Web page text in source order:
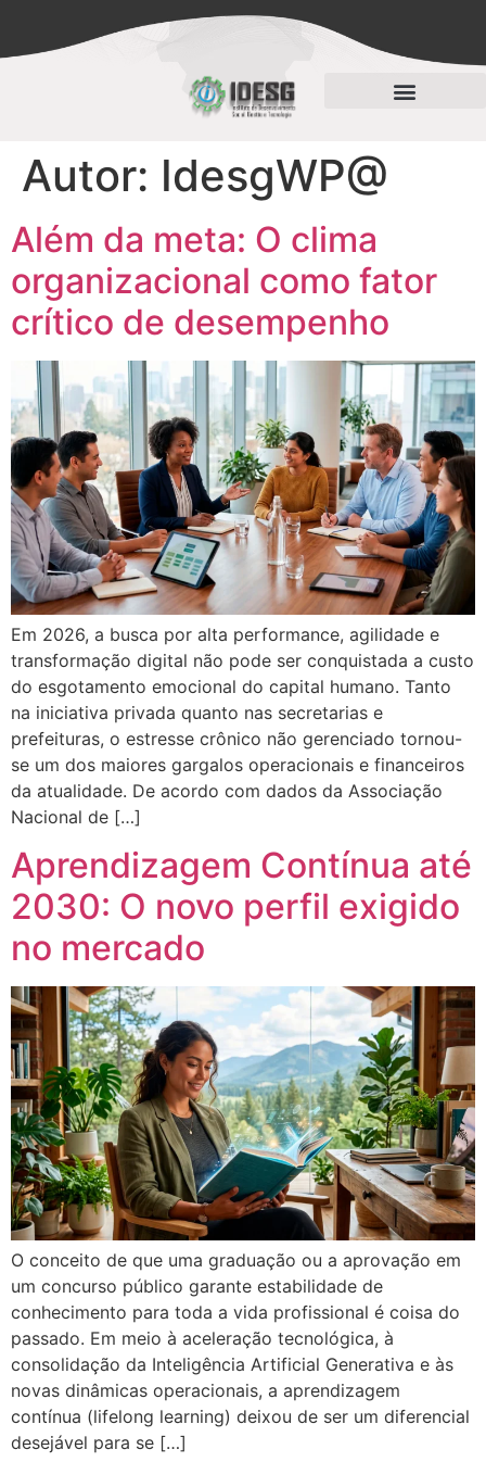
Autor: IdesgWP@
Além da meta: O clima
organizacional como fator
crítico de desempenho
Em 2026, a busca por alta performance, agilidade e
transformação digital não pode ser conquistada a custo
do esgotamento emocional do capital humano. Tanto
na iniciativa privada quanto nas secretarias e
prefeituras, o estresse crônico não gerenciado tornou-
se um dos maiores gargalos operacionais e financeiros
da atualidade. De acordo com dados da Associação
Nacional de […]
Aprendizagem Contínua até
2030: O novo perfil exigido
no mercado
O conceito de que uma graduação ou a aprovação em
um concurso público garante estabilidade de
conhecimento para toda a vida profissional é coisa do
passado. Em meio à aceleração tecnológica, à
consolidação da Inteligência Artificial Generativa e às
novas dinâmicas operacionais, a aprendizagem
contínua (lifelong learning) deixou de ser um diferencial
desejável para se […]